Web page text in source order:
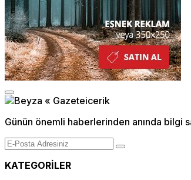
Günün önemli haberlerinden anında bilgi
KATEGORİLER